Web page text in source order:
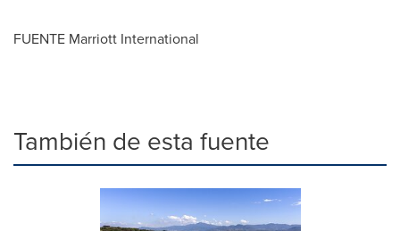
FUENTE Marriott International
También de esta fuente